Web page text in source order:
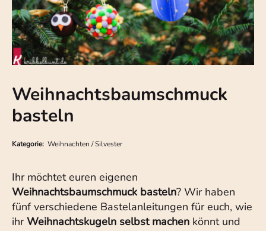
Weihnachtsbaumschmuck
basteln
Kategorie: Weihnachten / Silvester
Ihr möchtet euren eigenen
Weihnachtsbaumschmuck basteln? Wir haben
fünf verschiedene Bastelanleitungen für euch, wie
ihrWeihnachtskugeln selbst machen könnt und